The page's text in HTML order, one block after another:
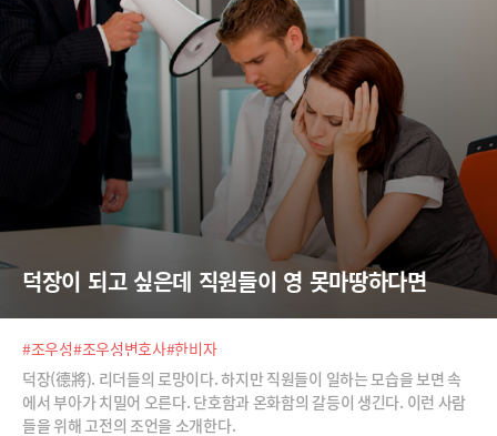
덕장이 되고 싶은데 직원들이 영 못마땅하다면
#조우성#조우성변호사#한비자
덕장(德將). 리더들의 로망이다. 하지만 직원들이 일하는 모습을 보면 속
에서 부아가 치밀어 오른다. 단호함과 온화함의 갈등이 생긴다. 이런 사람
들을 위해 고전의 조언을 소개한다.